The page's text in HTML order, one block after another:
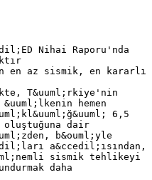
Nihai Raporu'nda
en az sismik, en kararlı
T&uuml;rkiye'nin
hemen
6,5
oluştuğuna dair
b&ouml;yle
a&ccedil;ısından,
sismik tehlikeyi
daha